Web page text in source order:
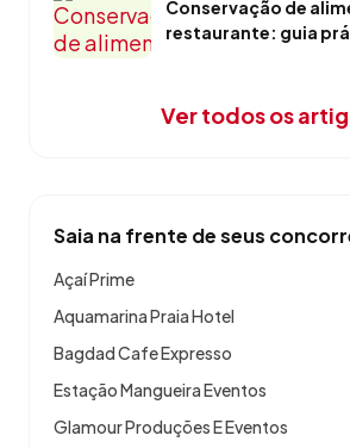
Conservação de
restaurante: guia
Ver todos os
Saia na frente de seus
Açaí Prime
Aquamarina Praia Hotel
Bagdad Cafe Expresso
Estação Mangueira Eventos
Glamour Produções E Eventos